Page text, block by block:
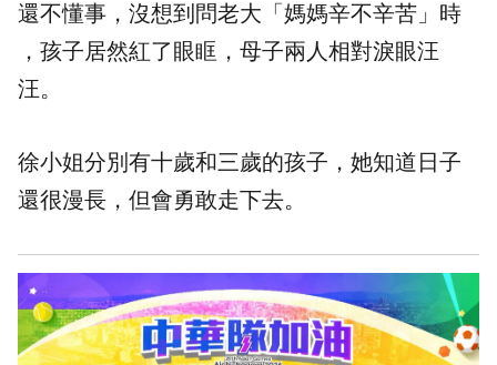
還不懂事，沒想到問老大「媽媽辛不辛苦」時
，孩子居然紅了眼眶，母子兩人相對淚眼汪
汪。
徐小姐分別有十歲和三歲的孩子，她知道日子
還很漫長，但會勇敢走下去。